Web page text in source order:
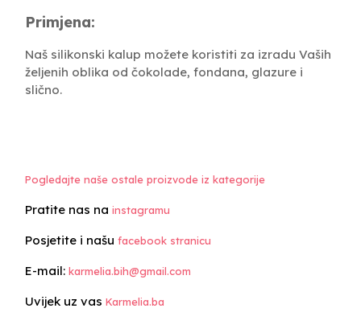
Primjena:
Naš silikonski kalup možete koristiti za izradu Vaših
željenih oblika od čokolade, fondana, glazure i
slično.
Pogledajte naše ostale proizvode iz kategorije
Pratite nas na instagramu
Posjetite i našu facebook stranicu
E-mail: karmelia.bih@gmail.com
Uvijek uz vas Karmelia.ba